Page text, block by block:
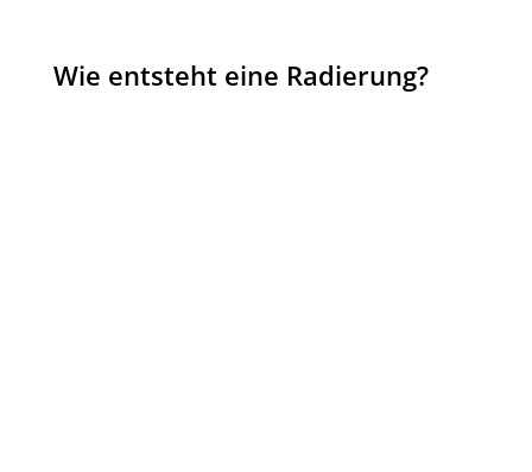
Wie entsteht eine Radierung?